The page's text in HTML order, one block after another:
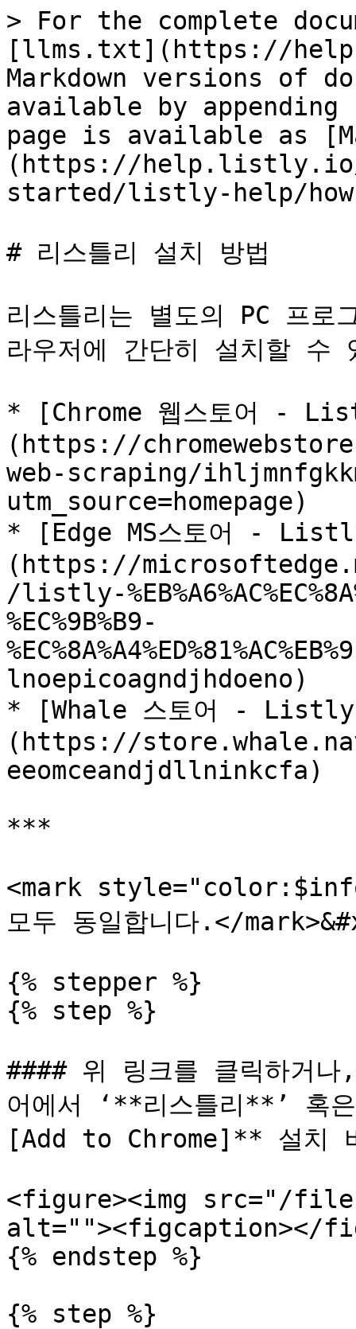
> For the complete
[llms.txt](https://
Markdown versions of
available by
page is available as
(https://help.listly.io/
started/listly-help/
# 리스틀리 설치 방법
리스틀리는 별도의 PC 프
라우저에 간단히 설치할 수
* [Chrome 웹스토어 -
(https://
web-scraping/
utm_source=homepage)
* [Edge MS스토어 -
(https://
/listly-
%EC%9B%B9-
lnoepicoagndjhdoeno)
* [Whale 스토어 -
(https://
eeomceandjdllninkcfa)
***
<mark
모두 동일합니다.</
{% stepper %}
{% step %}
#### 위 링크를 클릭하거
어에서 ‘**리스틀리**’
[Add to Chrome]** 설치
<figure><img src="/files/
alt=""><figcaption></
{% endstep %}
{% step %}